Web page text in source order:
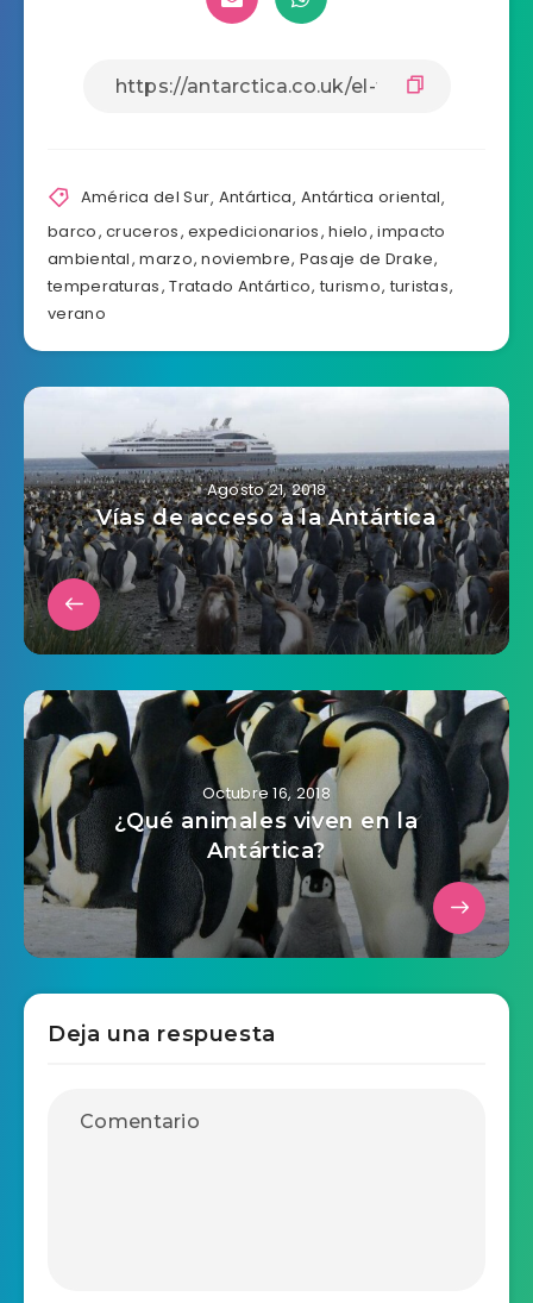
América del Sur, Antártica,Antártica oriental,
barco,cruceros,expedicionarios,hielo,impacto
ambiental,marzo,noviembre, Pasaje de Drake,
temperaturas,Tratado Antártico, turismo, turistas,
verano
Agosto 21, 2018
Vías de acceso a la Antártica
Octubre 16, 2018
¿Qué animales viven en la
Antártica?
Deja una respuesta